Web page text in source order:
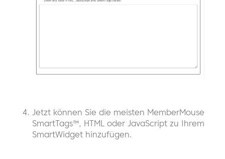
Jetzt können Sie die meisten MemberMouse
SmartTags™, HTML oder JavaScript zu Ihrem
SmartWidget hinzufügen.